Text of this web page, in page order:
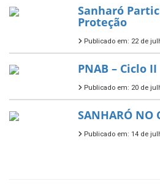
Sanharó
Proteção
Publicado em: 22 de
PNAB – Ciclo II
Publicado em: 20 de
SANHARÓ NO
Publicado em: 14 de